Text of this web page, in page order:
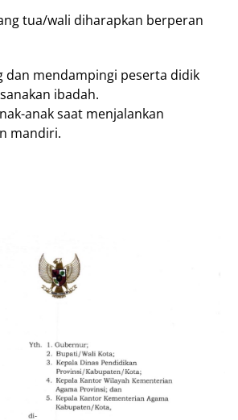
tua/wali diharapkan berperan
dan mendampingi peserta didik
ibadah.
anak saat menjalankan
mandiri.